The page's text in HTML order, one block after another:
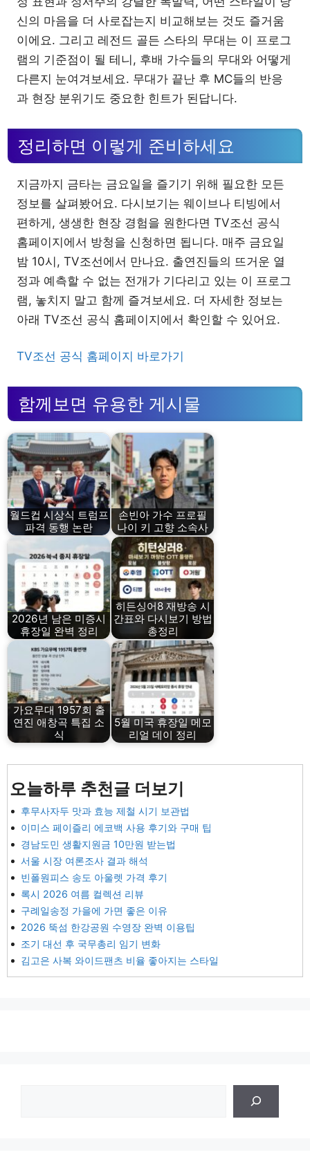
신의 마음을 더 사로잡는지 비교해보는 것도 즐거움
이에요. 그리고 레전드 골든 스타의 무대는 이 프로그
램의 기준점이 될 테니, 후배 가수들의 무대와 어떻게
다른지 눈여겨보세요. 무대가 끝난 후 MC들의 반응
과 현장 분위기도 중요한 힌트가 된답니다.
정리하면 이렇게 준비하세요
지금까지 금타는 금요일을 즐기기 위해 필요한 모든
정보를 살펴봤어요. 다시보기는 웨이브나 티빙에서
편하게, 생생한 현장 경험을 원한다면 TV조선 공식
홈페이지에서 방청을 신청하면 됩니다. 매주 금요일
밤 10시, TV조선에서 만나요. 출연진들의 뜨거운 열
정과 예측할 수 없는 전개가 기다리고 있는 이 프로그
램, 놓치지 말고 함께 즐겨보세요. 더 자세한 정보는
아래 TV조선 공식 홈페이지에서 확인할 수 있어요.
TV조선 공식 홈페이지 바로가기
함께보면 유용한 게시물
월드컵 시상식 트럼프
파격 동행 논란
손빈아 가수 프로필
나이 키 고향 소속사
2026년 남은 미증시
휴장일 완벽 정리
히든싱어8 재방송 시
간표와 다시보기 방법
총정리
가요무대 1957회 출
연진 애창곡 특집 소
식
5월 미국 휴장일 메모
리얼 데이 정리
오늘하루 추천글 더보기
후무사자두 맛과 효능 제철 시기 보관법
이미스 페이즐리 에코백 사용 후기와 구매 팁
경남도민 생활지원금 10만원 받는법
서울 시장 여론조사 결과 해석
빈폴원피스 송도 아울렛 가격 후기
록시 2026 여름 컬렉션 리뷰
구례일송정 가을에 가면 좋은 이유
2026 뚝섬 한강공원 수영장 완벽 이용팁
조기 대선 후 국무총리 임기 변화
김고은 사복 와이드팬츠 비율 좋아지는 스타일